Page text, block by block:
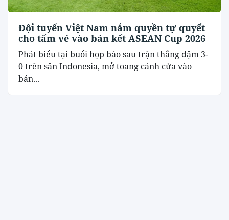
Đội tuyển Việt Nam nắm quyền tự quyết
cho tấm vé vào bán kết ASEAN Cup 2026
Phát biểu tại buổi họp báo sau trận thắng đậm 3-
0 trên sân Indonesia, mở toang cánh cửa vào
bán...